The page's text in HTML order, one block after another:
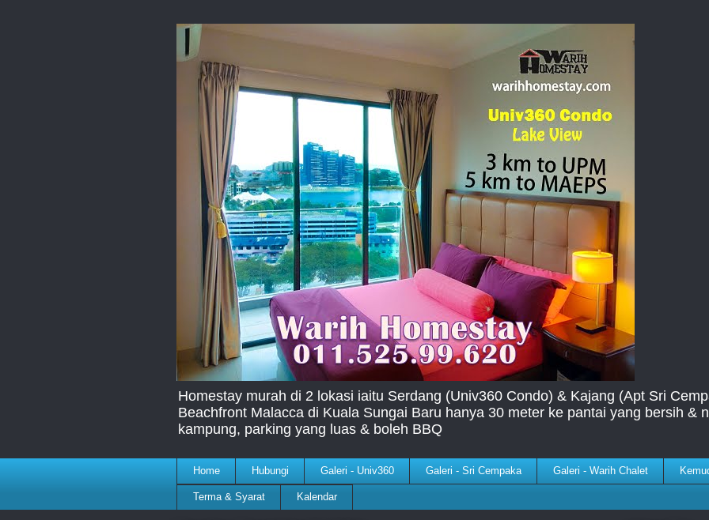
Homestay murah di 2 lokasi iaitu Serdang (Univ360 Condo) & Kajang (Apt Sri
Beachfront Malacca di Kuala Sungai Baru hanya 30 meter ke pantai yang bersih &
kampung, parking yang luas & boleh BBQ
Home Hubungi Galeri - Univ360 Galeri - Sri Cempaka Galeri - Warih Chalet
Terma & Syarat Kalendar